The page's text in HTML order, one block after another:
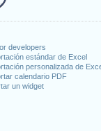
developers
estándar de Excel
personalizada de
calendario PDF
un widget